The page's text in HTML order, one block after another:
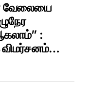
வேலையை
:
விமர்சனம்…